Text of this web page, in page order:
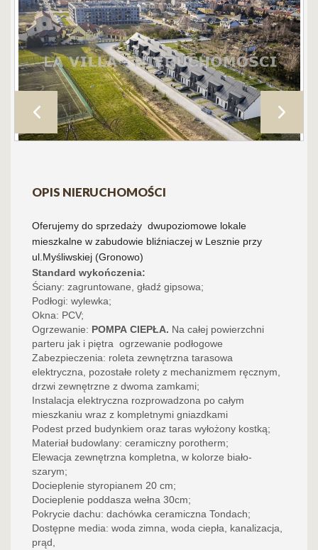
OPIS NIERUCHOMOŚCI
Oferujemy do sprzedaży dwupoziomowe lokale
mieszkalne w zabudowie bliźniaczej w Lesznie przy
ul.Myśliwskiej (Gronowo)
Standard wykończenia:
Ściany: zagruntowane, gładź gipsowa;
Podłogi: wylewka;
Okna: PCV;
Ogrzewanie: POMPA CIEPŁA. Na całej powierzchni
parteru jak i piętra ogrzewanie podłogowe
Zabezpieczenia: roleta zewnętrzna tarasowa
elektryczna, pozostałe rolety z mechanizmem ręcznym,
drzwi zewnętrzne z dwoma zamkami;
Instalacja elektryczna rozprowadzona po całym
mieszkaniu wraz z kompletnymi gniazdkami
Podest przed budynkiem oraz taras wyłożony kostką;
Materiał budowlany: ceramiczny porotherm;
Elewacja zewnętrzna kompletna, w kolorze biało-
szarym;
Docieplenie styropianem 20 cm;
Docieplenie poddasza wełna 30cm;
Pokrycie dachu: dachówka ceramiczna Tondach;
Dostępne media: woda zimna, woda ciepła, kanalizacja,
prąd,